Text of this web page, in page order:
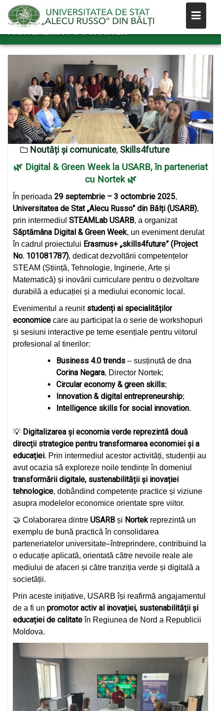
content
DIGITAL & GREEN WEEK LA USARB, ÎN
PARTENERIAT CU NORTEK
Noutăți și comunicate, Skills4future
🌿 Digital & Green Week la USARB, în parteneriat
cu Nortek 🌿
În perioada 29 septembrie – 3 octombrie 2025,
Universitatea de Stat „Alecu Russo” din Bălți (USARB),
prin intermediul STEAMLab USARB, a organizat
Săptămâna Digital & Green Week, un eveniment derulat
în cadrul proiectului Erasmus+ „skills4future” (Project
No. 101081787), dedicat dezvoltării competențelor
STEAM (Știință, Tehnologie, Inginerie, Arte și
Matematică) și inovării curriculare pentru o dezvoltare
durabilă a educației și a mediului economic local.
Evenimentul a reunit studenți ai specialităților
economice care au participat la o serie de workshopuri
și sesiuni interactive pe teme esențiale pentru viitorul
profesional al tinerilor:
Business 4.0 trends – susținută de dna
Corina Negara, Director Nortek;
Circular economy & green skills;
Innovation & digital entrepreneurship;
Intelligence skills for social innovation.
💡 Digitalizarea și economia verde reprezintă două
direcții strategice pentru transformarea economiei și a
educației. Prin intermediul acestor activități, studenții au
avut ocazia să exploreze noile tendințe în domeniul
transformării digitale, sustenabilității și inovației
tehnologice, dobândind competențe practice și viziune
asupra modelelor economice orientate spre viitor.
🤝 Colaborarea dintre USARB și Nortek reprezintă un
exemplu de bună practică în consolidarea
parteneriatelor universitate–întreprindere, contribuind la
o educație aplicată, orientată către nevoile reale ale
mediului de afaceri și către tranziția verde și digitală a
societății.
Prin aceste inițiative, USARB își reafirmă angajamentul
de a fi un promotor activ al inovației, sustenabilității și
educației de calitateîn Regiunea de Nord a Republicii
Moldova.